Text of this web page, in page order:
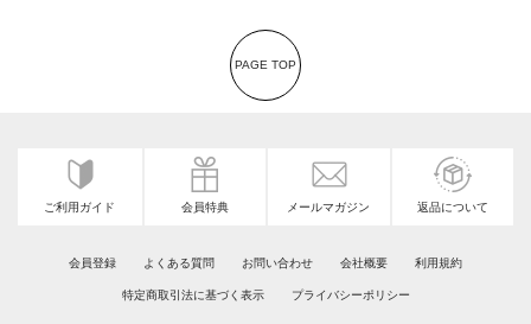
PAGE TOP
ご利用ガイド 会員特典 メールマガジン 返品について
会員登録 よくある質問 お問い合わせ 会社概要 利用規約
特定商取引法に基づく表示 プライバシーポリシー